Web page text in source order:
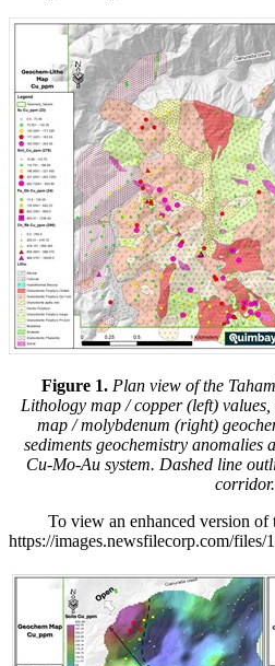
Figure 1. Plan view of the
Lithology map / copper (left)
map / molybdenum (right)
sediments geochemistry anomalies
Cu-Mo-Au system. Dashed line
corridor.
To view an enhanced version of
https://images.newsfilecorp.com/